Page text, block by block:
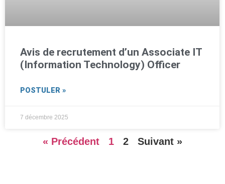
Avis de recrutement d’un Associate IT
(Information Technology) Officer
POSTULER »
7 décembre 2025
« Précédent 1 2 Suivant »